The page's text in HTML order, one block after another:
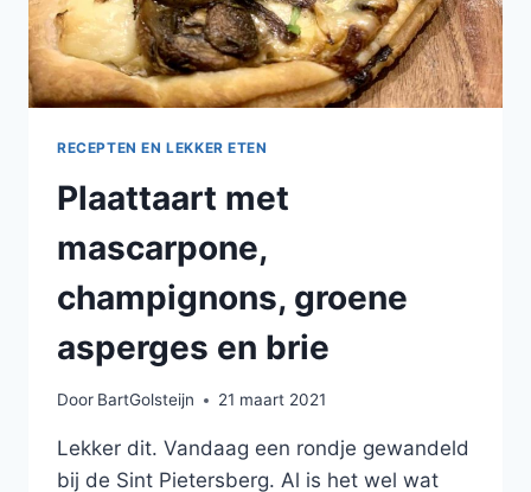
RECEPTEN EN LEKKER ETEN
Plaattaart met
mascarpone,
champignons, groene
asperges en brie
Door BartGolsteijn 21 maart 2021
Lekker dit. Vandaag een rondje gewandeld
bij de Sint Pietersberg. Al is het wel wat